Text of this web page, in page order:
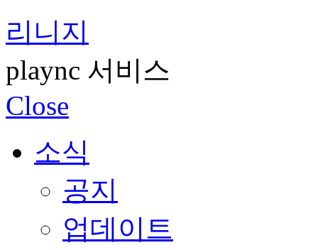
리니지
plaync 서비스
Close
소식
공지
업데이트